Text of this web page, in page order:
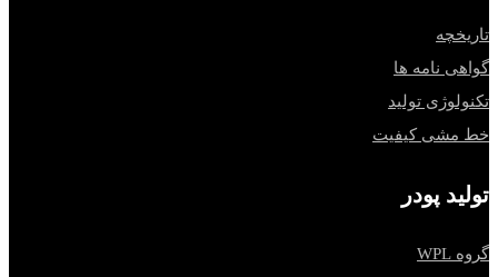
تاریخچه
گواهی نامه ها
تکنولوژی تولید
خط مشی کیفیت
تولید پودر
گروه WPL